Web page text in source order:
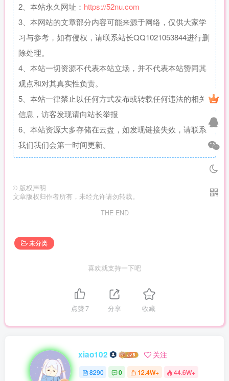
2、本站永久网址： https://52nu.com
3、本网站的文章部分内容可能来源于网络，仅供大家学
习与参考，如有侵权，请联系站长QQ1021053844进行删
除处理。
4、本站一切资源不代表本站立场，并不代表本站赞同其
观点和对其真实性负责。
5、本站一律禁止以任何方式发布或转载任何违法的相关
信息，访客发现请向站长举报
6、本站资源大多存储在云盘，如发现链接失效，请联系
我们我们会第一时间更新。
© 版权声明
文章版权归作者所有，未经允许请勿转载。
THE END
未分类
喜欢就支持一下吧
点赞7 分享 收藏
xiao102 关注
8290 0 12.4W+ 44.6W+